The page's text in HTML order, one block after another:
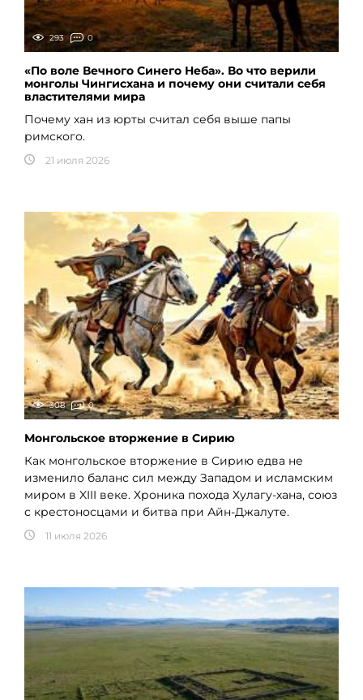
293 0
«По воле Вечного Синего Неба». Во что верили
монголы Чингисхана и почему они считали себя
властителями мира
Почему хан из юрты считал себя выше папы
римского.
21 июля 2026
308 0
Монгольское вторжение в Сирию
Как монгольское вторжение в Сирию едва не
изменило баланс сил между Западом и исламским
миром в XIII веке. Хроника похода Хулагу-хана, союз
с крестоносцами и битва при Айн-Джалуте.
11 июля 2026